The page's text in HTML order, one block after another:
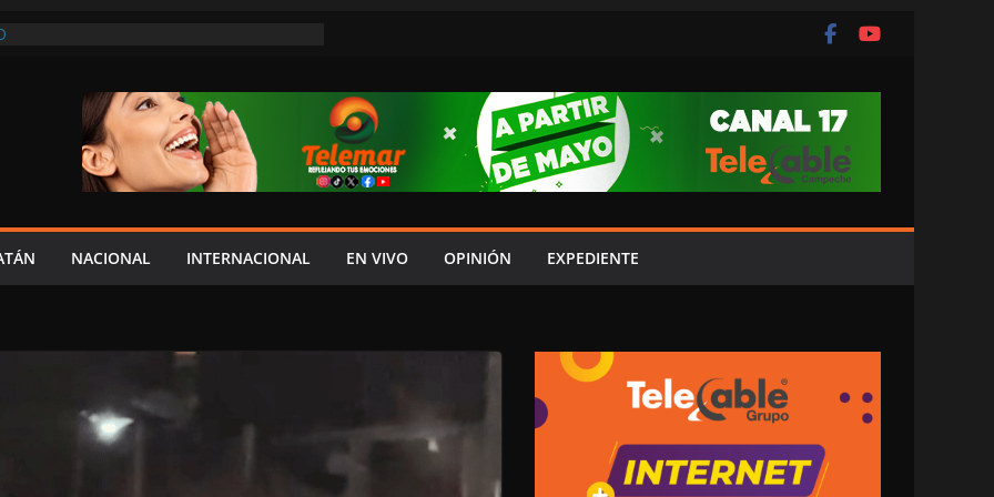
EN POMUCH, HECELCHAKÁN; ¿Y LA
LAYDA Y MARCELA?
JAGUAR: 06 DE AGOSTO DE 2026
Y MAYOR INSEGURIDAD CON
NACIONAL INTERNACIONAL EN VIVO OPINIÓN EXPEDIENTE